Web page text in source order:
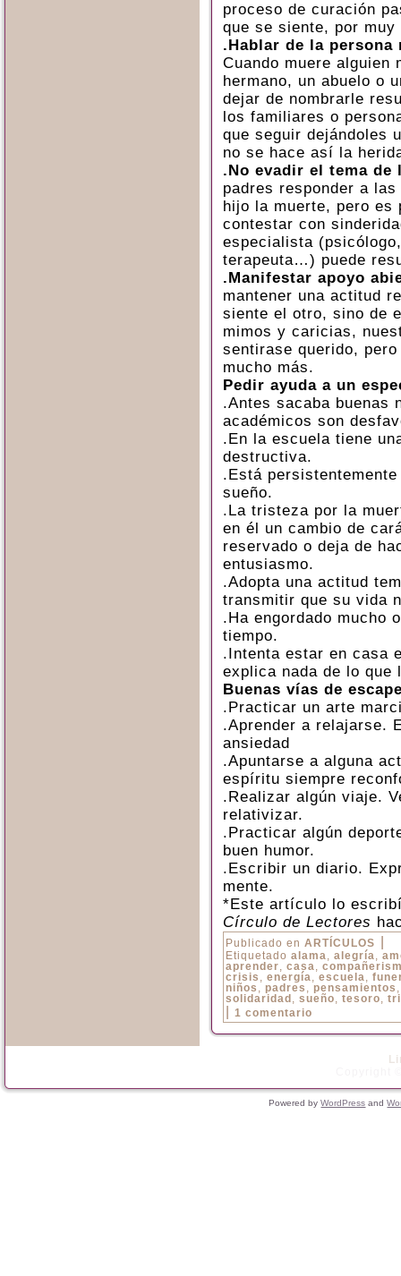
proceso de curación
que se siente, por muy
.Hablar de la
Cuando muere alguien
hermano, un abuelo o
dejar de nombrarle
los familiares o
que seguir dejándoles
no se hace así la
.No evadir el tema de
padres responder a
hijo la muerte, pero es
contestar con
especialista
terapeuta…) puede
.Manifestar apoyo
mantener una actitud
siente el otro, sino de
mimos y caricias,
sentirase querido,
mucho más.
Pedir ayuda a un
.Antes sacaba buenas
académicos son
.En la escuela tiene
destructiva.
.Está
sueño.
.La tristeza por la
en él un cambio de
reservado o deja de
entusiasmo.
.Adopta una actitud
transmitir que su vida
.Ha engordado mucho
tiempo.
.Intenta estar en casa
explica nada de lo que
Buenas vías de
.Practicar un arte
.Aprender a relajarse.
ansiedad
.Apuntarse a alguna
espíritu siempre
.Realizar algún viaje.
relativizar.
.Practicar algún
buen humor.
.Escribir un diario.
mente.
*Este artículo lo
Círculo de Lectores
Publicado en ARTÍCULOS
Etiquetado alama, alegría,
aprender, casa,
crisis , energía, escuela,
niños , padres , pensamientos
solidaridad , sueño, tesoro,
1 comentario
Powered byWordPress and